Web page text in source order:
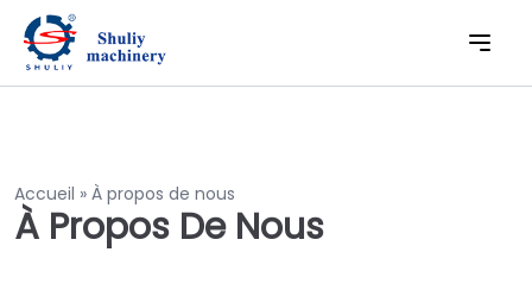
Accueil » À propos de nous
À Propos De Nous